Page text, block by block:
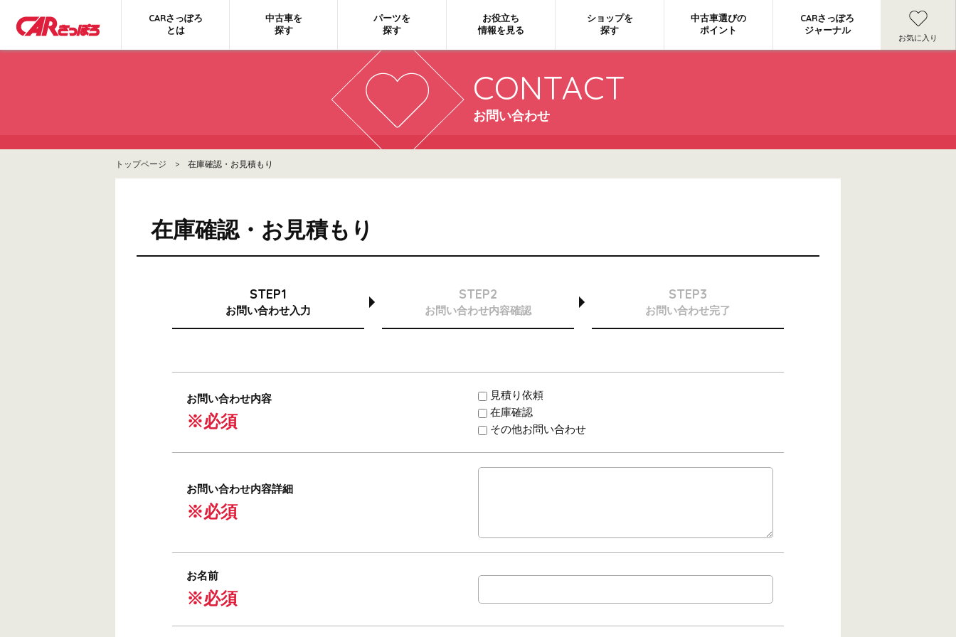
CARさっぽろ
とは
中古車を
探す
パーツを
探す
お役立ち
情報を見る
ショップを
探す
中古車選びの
ポイント
CARさっぽろ
ジャーナル
お気に入り
CONTACT
お問い合わせ
トップページ > 在庫確認・お見積もり
在庫確認・お見積もり
STEP1
お問い合わせ入力
STEP2
お問い合わせ内容確認
STEP3
お問い合わせ完了
お問い合わせ内容
※必須
見積り依頼
在庫確認
その他お問い合わせ
お問い合わせ内容詳細
※必須
お名前
※必須